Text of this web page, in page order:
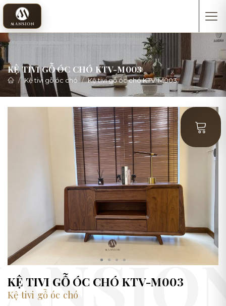
KỆ TIVI GỖ ÓC CHÓ KTV-M003
Kệ tivi gỗ óc chó Kệ tivi gỗ óc chó KTV-M003
KỆ TIVI GỖ ÓC CHÓ KTV-M003
Kệ tivi gỗ óc chó